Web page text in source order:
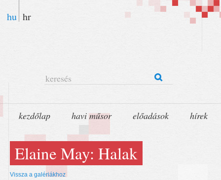
hu hr
keresés
kezdőlap havi műsor előadások hírek
Elaine May: Halak
Vissza a galériákhoz